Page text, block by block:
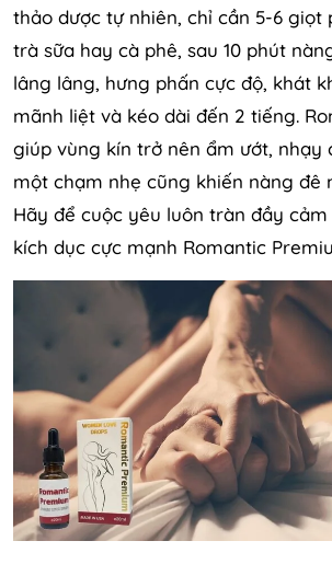
thảo dược tự nhiên, chỉ cần 5-6 giọt
trà sữa hay cà phê, sau 10 phút
lâng lâng, hưng phấn cực độ, khát
mãnh liệt và kéo dài đến 2 tiếng.
giúp vùng kín trở nên ẩm ướt, nhạy
một chạm nhẹ cũng khiến nàng đê
Hãy để cuộc yêu luôn tràn đầy
kích dục cực mạnh Romantic